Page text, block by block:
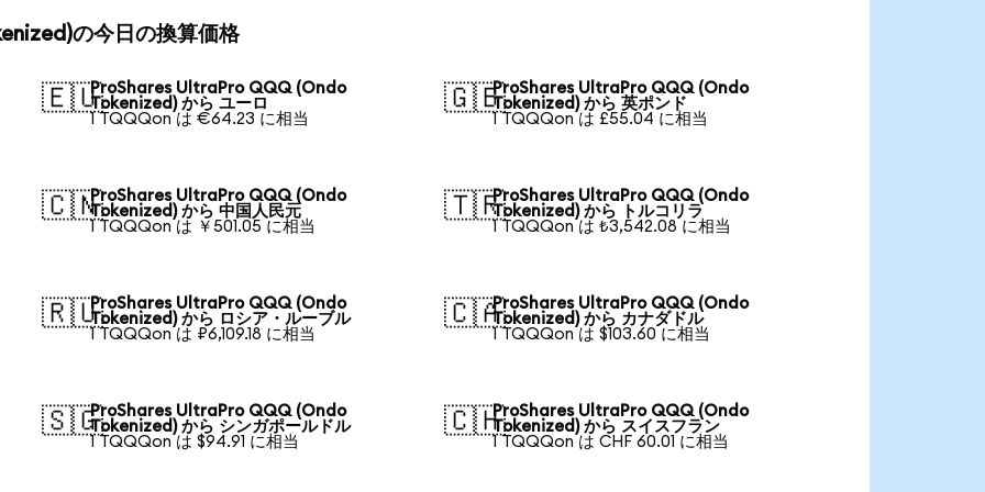
の今日の換算価格
🇪🇺ProShares UltraPro QQQ (Ondo
Tokenized) から ユーロ
1 TQQQon は €64.23 に相当
🇬🇧ProShares UltraPro QQQ (Ondo
Tokenized) から 英ポンド
1 TQQQon は £55.04 に相当
🇨🇳ProShares UltraPro QQQ (Ondo
Tokenized) から 中国人民元
1 TQQQon は ￥501.05 に相当
🇹🇷ProShares UltraPro QQQ (Ondo
Tokenized) から トルコリラ
1 TQQQon は ₺3,542.08 に相当
🇷🇺ProShares UltraPro QQQ (Ondo
Tokenized) から ロシア・ルーブル
1 TQQQon は ₽6,109.18 に相当
🇨🇦ProShares UltraPro QQQ (Ondo
Tokenized) から カナダドル
1 TQQQon は $103.60 に相当
🇸🇬ProShares UltraPro QQQ (Ondo
Tokenized) から シンガポールドル
1 TQQQon は $94.91 に相当
🇨🇭ProShares UltraPro QQQ (Ondo
Tokenized) から スイスフラン
1 TQQQon は CHF 60.01 に相当